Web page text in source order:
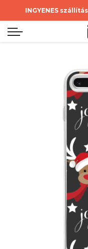
INGYENES